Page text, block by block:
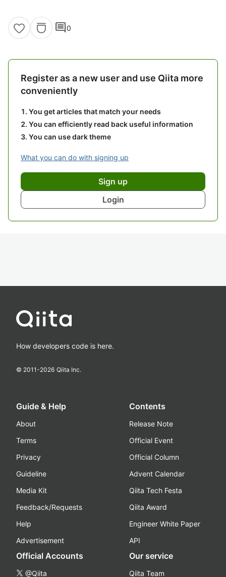
comment0
Register as a new user and use Qiita more
conveniently
You get articles that match your needs
You can efficiently read back useful information
You can use dark theme
What you can do with signing up
Sign up
Login
How developers code is here.
© 2011-2026 Qiita Inc.
Guide & Help
About
Terms
Privacy
Guideline
Media Kit
Feedback/Requests
Help
Advertisement
Contents
Release Note
Official Event
Official Column
Advent Calendar
Qiita Tech Festa
Qiita Award
Engineer White Paper
API
Official Accounts
@Qiita
Our service
Qiita Team